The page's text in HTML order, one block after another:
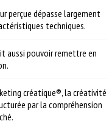
perçue dépasse largement
techniques.
aussi pouvoir remettre en
créatique®, la créativité
par la compréhension